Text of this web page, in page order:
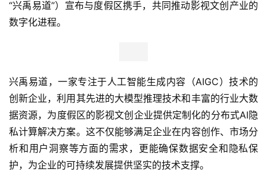
“兴禹易道”）宣布与度假区携手，共同推动影视文创产业的
数字化进程。
兴禹易道，一家专注于人工智能生成内容（AIGC）技术的
创新企业，利用其先进的大模型推理技术和丰富的行业大数
据资源，为度假区的影视文创企业提供定制化的分布式AI隐
私计算解决方案。这不仅能够满足企业在内容创作、市场分
析和用户洞察等方面的需求，更能确保数据安全和隐私保
护，为企业的可持续发展提供坚实的技术支撑。